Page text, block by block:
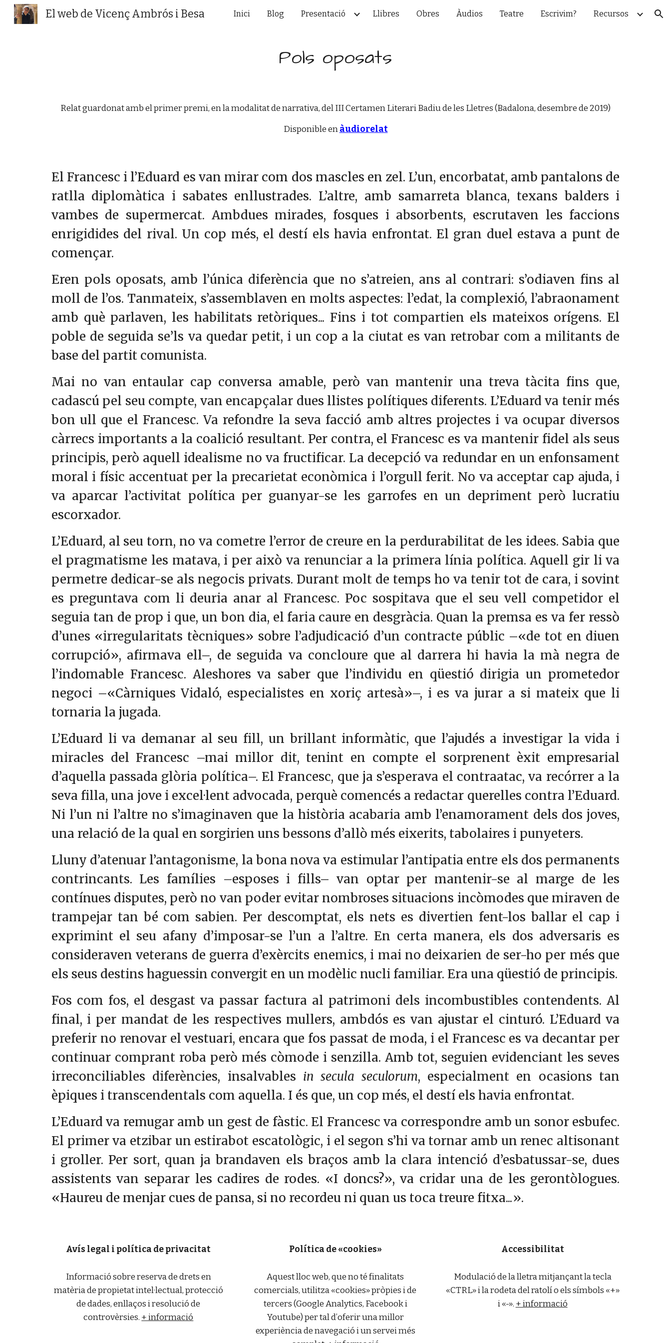
Skip to main content Skip to navigation
El web de Vicenç Ambrós i Besa Inici Blog Presentació Llibres Obres Àudios Teatre Escrivim? Recursos
Pols oposats
Relat guardonat amb el primer premi, en la modalitat de narrativa, del III Certamen Literari Badiu de les Lletres (Badalona, desembre de 2019)
Disponible enàudiorelat
El Francesc i l’Eduard es van mirar com dos mascles en zel. L’un, encorbatat, amb pantalons de
ratlla diplomàtica i sabates enllustrades. L’altre, amb samarreta blanca, texans balders i
vambes de supermercat. Ambdues mirades, fosques i absorbents, escrutaven les faccions
enrigidides del rival. Un cop més, el destí els havia enfrontat. El gran duel estava a punt de
començar.
Eren pols oposats, amb l’única diferència que no s’atreien, ans al contrari: s’odiaven fins al
moll de l’os. Tanmateix, s’assemblaven en molts aspectes: l’edat, la complexió, l’abraonament
amb què parlaven, les habilitats retòriques... Fins i tot compartien els mateixos orígens. El
poble de seguida se’ls va quedar petit, i un cop a la ciutat es van retrobar com a militants de
base del partit comunista.
Mai no van entaular cap conversa amable, però van mantenir una treva tàcita fins que,
cadascú pel seu compte, van encapçalar dues llistes polítiques diferents. L’Eduard va tenir més
bon ull que el Francesc. Va refondre la seva facció amb altres projectes i va ocupar diversos
càrrecs importants a la coalició resultant. Per contra, el Francesc es va mantenir fidel als seus
principis, però aquell idealisme no va fructificar. La decepció va redundar en un enfonsament
moral i físic accentuat per la precarietat econòmica i l’orgull ferit. No va acceptar cap ajuda, i
va aparcar l’activitat política per guanyar-se les garrofes en un depriment però lucratiu
escorxador.
L’Eduard, al seu torn, no va cometre l’error de creure en la perdurabilitat de les idees. Sabia que
el pragmatisme les matava, i per això va renunciar a la primera línia política. Aquell gir li va
permetre dedicar-se als negocis privats. Durant molt de temps ho va tenir tot de cara, i sovint
es preguntava com li deuria anar al Francesc. Poc sospitava que el seu vell competidor el
seguia tan de prop i que, un bon dia, el faria caure en desgràcia. Quan la premsa es va fer ressò
d’unes «irregularitats tècniques» sobre l’adjudicació d’un contracte públic –«de tot en diuen
corrupció», afirmava ell–, de seguida va concloure que al darrera hi havia la mà negra de
l’indomable Francesc. Aleshores va saber que l’individu en qüestió dirigia un prometedor
negoci –«Càrniques Vidaló, especialistes en xoriç artesà»–, i es va jurar a si mateix que li
tornaria la jugada.
L’Eduard li va demanar al seu fill, un brillant informàtic, que l’ajudés a investigar la vida i
miracles del Francesc –mai millor dit, tenint en compte el sorprenent èxit empresarial
d’aquella passada glòria política–. El Francesc, que ja s’esperava el contraatac, va recórrer a la
seva filla, una jove i excel·lent advocada, perquè comencés a redactar querelles contra l’Eduard.
Ni l’un ni l’altre no s’imaginaven que la història acabaria amb l’enamorament dels dos joves,
una relació de la qual en sorgirien uns bessons d’allò més eixerits, tabolaires i punyeters.
Lluny d’atenuar l’antagonisme, la bona nova va estimular l’antipatia entre els dos permanents
contrincants. Les famílies –esposes i fills– van optar per mantenir-se al marge de les
contínues disputes, però no van poder evitar nombroses situacions incòmodes que miraven de
trampejar tan bé com sabien. Per descomptat, els nets es divertien fent-los ballar el cap i
exprimint el seu afany d’imposar-se l’un a l’altre. En certa manera, els dos adversaris es
consideraven veterans de guerra d’exèrcits enemics, i mai no deixarien de ser-ho per més que
els seus destins haguessin convergit en un modèlic nucli familiar. Era una qüestió de principis.
Fos com fos, el desgast va passar factura al patrimoni dels incombustibles contendents. Al
final, i per mandat de les respectives mullers, ambdós es van ajustar el cinturó. L’Eduard va
preferir no renovar el vestuari, encara que fos passat de moda, i el Francesc es va decantar per
continuar comprant roba però més còmode i senzilla. Amb tot, seguien evidenciant les seves
irreconciliables diferències, insalvables in secula seculorum, especialment en ocasions tan
èpiques i transcendentals com aquella. I és que, un cop més, el destí els havia enfrontat.
L’Eduard va remugar amb un gest de fàstic. El Francesc va correspondre amb un sonor esbufec.
El primer va etzibar un estirabot escatològic, i el segon s’hi va tornar amb un renec altisonant
i groller. Per sort, quan ja brandaven els braços amb la clara intenció d’esbatussar-se, dues
assistents van separar les cadires de rodes. «I doncs?», va cridar una de les gerontòlogues.
«Haureu de menjar cues de pansa, si no recordeu ni quan us toca treure fitxa...».
Avís legal i política de privacitat
Informació sobre reserva de drets en
matèria de propietat intel·lectual, protecció
de dades, enllaços i resolució de
controvèrsies. + informació
Política de «cookies»
Aquest lloc web, que no té finalitats
comercials, utilitza «cookies» pròpies i de
tercers (Google Analytics, Facebook i
Youtube) per tal d’oferir una millor
experiència de navegació i un servei més
Accessibilitat
Modulació de la lletra mitjançant la tecla
«CTRL» i la rodeta del ratolí o els símbols «+»
i «-». + informació